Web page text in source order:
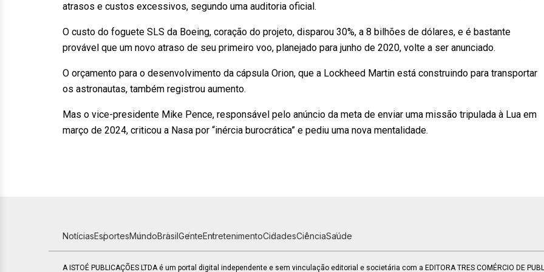
atrasos e custos excessivos, segundo uma auditoria oficial.
O custo do foguete SLS da Boeing, coração do projeto, disparou 30%, a 8 bilhões de dólares, e é bastante
provável que um novo atraso de seu primeiro voo, planejado para junho de 2020, volte a ser anunciado.
O orçamento para o desenvolvimento da cápsula Orion, que a Lockheed Martin está construindo para transportar
os astronautas, também registrou aumento.
Mas o vice-presidente Mike Pence, responsável pelo anúncio da meta de enviar uma missão tripulada à Lua em
março de 2024, criticou a Nasa por “inércia burocrática” e pediu uma nova mentalidade.
NotíciasEsportesMundoBrasilGenteEntretenimentoCidadesCiênciaSaúde
A ISTOÉ PUBLICAÇÕES LTDA é um portal digital independente e sem vinculação editorial e societária com a EDITORA TRES COMÉRCIO DE